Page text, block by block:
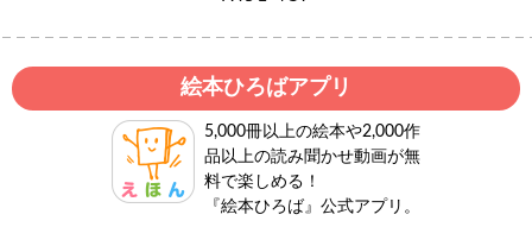
絵本ひろばアプリ
5,000冊以上の絵本や2,000作
品以上の読み聞かせ動画が無
料で楽しめる！
『絵本ひろば』公式アプリ。